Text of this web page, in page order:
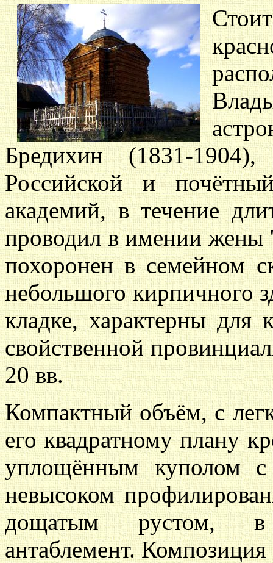
Бредихин (1831-
Российской и
академий, в течение
проводил в имении жены
похоронен в семейном
небольшого кирпичного
кладке, характерны для
свойственной
20 вв.
Компактный объём, с
его квадратному плану
уплощённым куполом с
невысоком
дощатым рустом, в
антаблемент. Композиция